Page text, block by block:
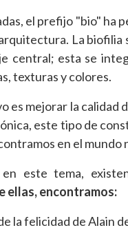
el prefijo "bio" ha
La
central; esta se
texturas y colores.
es mejorar la calidad
este tipo de
en el mundo
en este tema,
ellas, encontramos:
la felicidad de Alain